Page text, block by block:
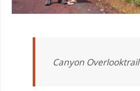
Canyon Overlooktrail